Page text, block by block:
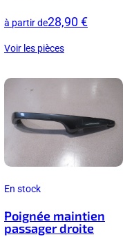
à partir de28,90 €
Voir les pièces
En stock
Poignée maintien
passager droite